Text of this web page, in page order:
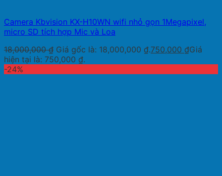
Camera Kbvision KX-H10WN wifi nhỏ gọn 1Megapixel,
micro SD tích hợp Mic và Loa
18,000,000₫ Giá gốc là: 18,000,000 ₫.750,000 ₫Giá
hiện tại là: 750,000 ₫.
-24%